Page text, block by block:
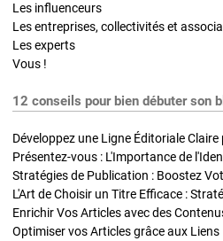
Les influenceurs
Les entreprises, collectivités et
Les experts
Vous !
12 conseils pour bien débuter son
Développez une Ligne Éditoriale
Présentez-vous : L'Importance de
L'Art de Choisir un Titre Efficace :
Optimiser vos Articles grâce aux Liens